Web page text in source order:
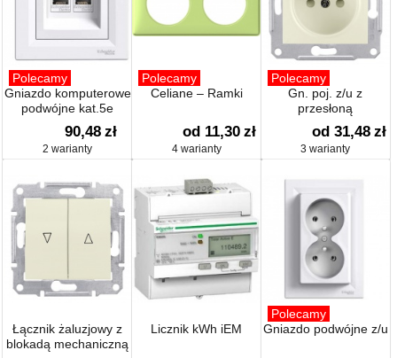
Polecamy
Gniazdo komputerowe
podwójne kat.5e
90,48 zł
2 warianty
Polecamy
Celiane – Ramki
od 11,30 zł
4 warianty
Polecamy
Gn. poj. z/u z
przesłoną
od 31,48 zł
3 warianty
Łącznik żaluzjowy z
blokadą mechaniczną
Licznik kWh iEM
Polecamy
Gniazdo podwójne z/u